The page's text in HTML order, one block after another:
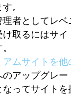
。
理者としてレ
け取るにはサ
アムサイトを
のアップグレ
なってサイト